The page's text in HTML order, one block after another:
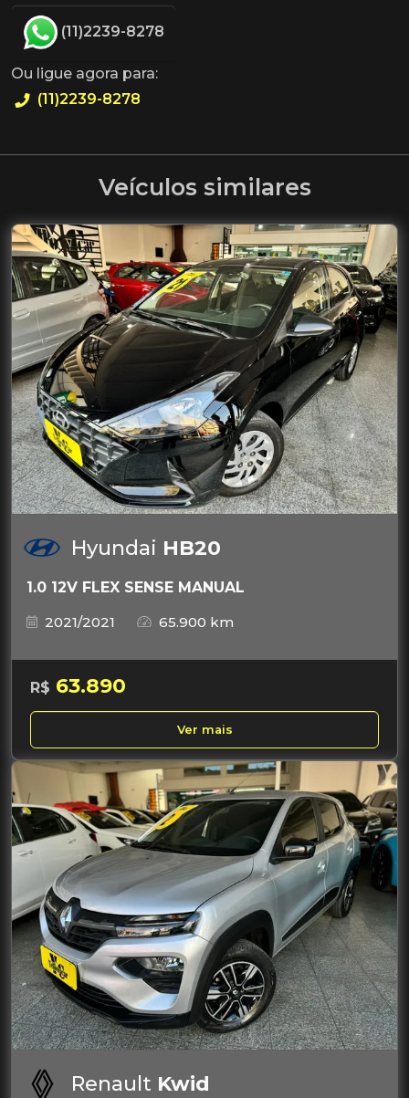
(11)2239-8278
Ou ligue agora para:
(11)2239-8278
Veículos similares
Hyundai HB20
1.0 12V FLEX SENSE MANUAL
2021/2021
65.900 km
R$ 63.890
Ver mais
Renault Kwid